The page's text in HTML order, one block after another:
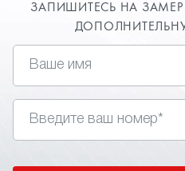
ЗАПИШИТЕСЬ НА